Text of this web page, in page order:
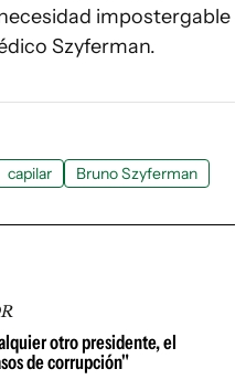
impostergable
Szyferman.
capilar Bruno Szyferman
otro presidente, el
de corrupción"